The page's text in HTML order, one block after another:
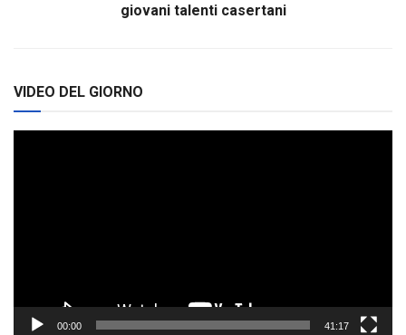
giovani talenti casertani
VIDEO DEL GIORNO
00:00 41:17